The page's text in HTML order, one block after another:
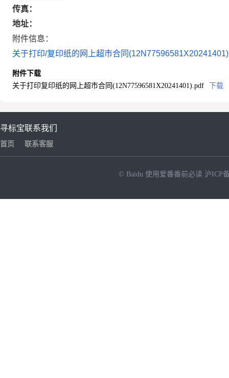
传真：
地址：
附件信息：
关于打印/复印纸的网上超市合同
附件下载
关于打印复印纸的网上超市合同(12N77596581X20241401).pdf
下载
寻标宝
首页
联系我们
联系客服
© Baidu 使用爱番番前必读 沪ICP